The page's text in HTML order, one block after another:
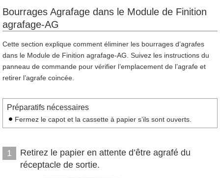
Bourrages Agrafage dans le Module de Finition
agrafage-AG
Cette section explique comment éliminer les bourrages d’agrafes
dans le Module de Finition agrafage-AG. Suivez les instructions du
panneau de commande pour vérifier l’emplacement de l’agrafe et
retirer l’agrafe coincée.
Préparatifs nécessaires
Fermez le capot et la cassette à papier s’ils sont ouverts.
1
Retirez le papier en attente d’être agrafé du
réceptacle de sortie.